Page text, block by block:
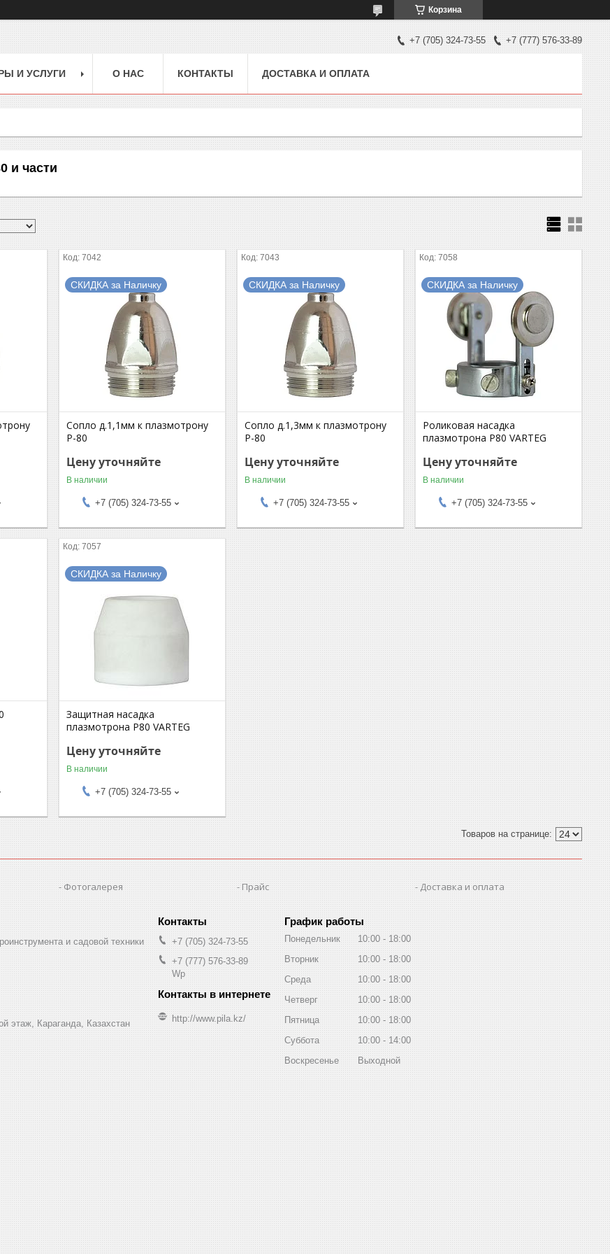
Корзина
+7 (705) 324-73-55 +7 (777) 576-33-89
И УСЛУГИ О НАС КОНТАКТЫ ДОСТАВКА И ОПЛАТА
и части
7042
СКИДКА за Наличку
Сопло д.1,1мм к плазмотрону
P-80
Цену уточняйте
В наличии
+7 (705) 324-73-55
7043
СКИДКА за Наличку
Сопло д.1,3мм к плазмотрону
P-80
Цену уточняйте
В наличии
+7 (705) 324-73-55
7058
СКИДКА за Наличку
Роликовая насадка
плазмотрона Р80 VARTEG
Цену уточняйте
В наличии
+7 (705) 324-73-55
7057
СКИДКА за Наличку
Защитная насадка
плазмотрона Р80 VARTEG
Цену уточняйте
В наличии
+7 (705) 324-73-55
Фотогалерея Прайс Доставка и оплата
и садовой техники
этаж, Караганда, Казахстан
+7 (705) 324-73-55
+7 (777) 576-33-89
Wp
http://www.pila.kz/
График работы
Понедельник 10:00
18:00
Вторник
10:00
18:00
Среда
10:00
18:00
Четверг
10:00
18:00
Пятница
10:00
18:00
Суббота
10:00
14:00
Воскресенье
Выходной